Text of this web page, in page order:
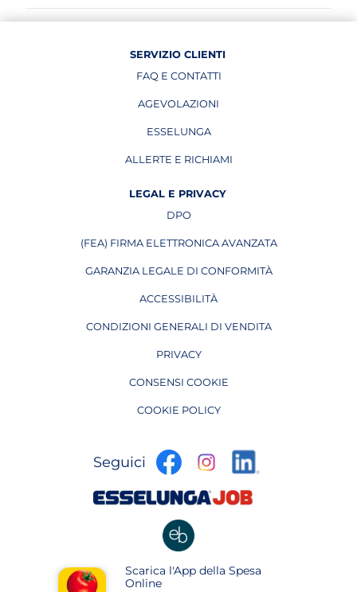
SERVIZIO CLIENTI
FAQ E CONTATTI
AGEVOLAZIONI
ESSELUNGA
APRE IN UNA NUOVA PAGINA
ALLERTE E RICHIAMI
APRE IN UNA NUOVA PAGINA
LEGAL E PRIVACY
DPO
APRE IN UNA NUOVA PAGINA
(FEA) FIRMA ELETTRONICA AVANZATA
APRE IN UNA NUOVA PAGINA
GARANZIA LEGALE DI CONFORMITÀ
ACCESSIBILITÀ
CONDIZIONI GENERALI DI VENDITA
PRIVACY
CONSENSI COOKIE
COOKIE POLICY
Seguici
apre
una
pagina
apre
una
in
pagina
in
Scarica l'App della Spesa
Online